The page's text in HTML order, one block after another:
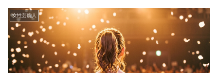
女性芸能人